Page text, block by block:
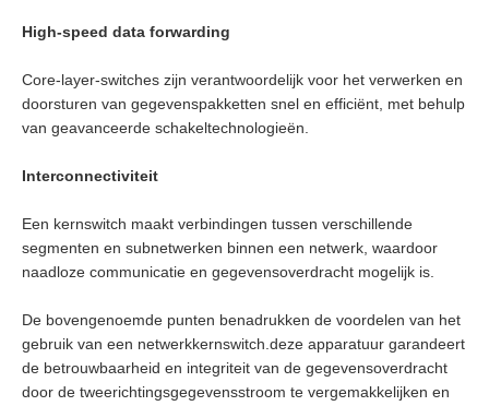
High-speed data forwarding
Core-layer-switches zijn verantwoordelijk voor het verwerken en
doorsturen van gegevenspakketten snel en efficiënt, met behulp
van geavanceerde schakeltechnologieën.
Interconnectiviteit
Een kernswitch maakt verbindingen tussen verschillende
segmenten en subnetwerken binnen een netwerk, waardoor
naadloze communicatie en gegevensoverdracht mogelijk is.
De bovengenoemde punten benadrukken de voordelen van het
gebruik van een netwerkkernswitch.deze apparatuur garandeert
de betrouwbaarheid en integriteit van de gegevensoverdracht
door de tweerichtingsgegevensstroom te vergemakkelijken en